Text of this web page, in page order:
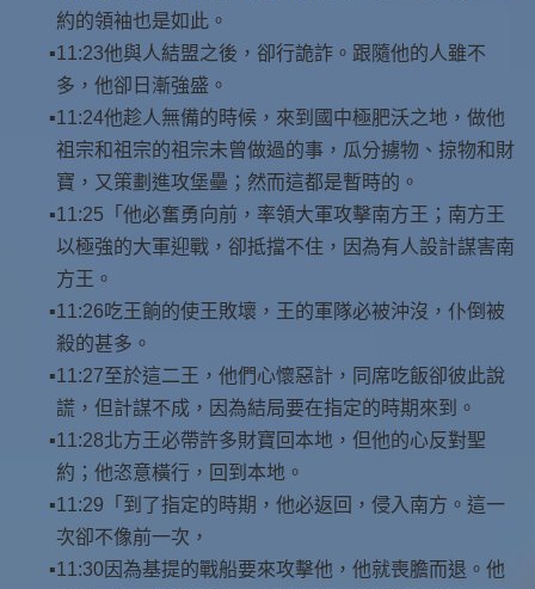
約的領袖也是如此。
11:23他與人結盟之後，卻行詭詐。跟隨他的人雖不
多，他卻日漸強盛。
11:24他趁人無備的時候，來到國中極肥沃之地，做他
祖宗和祖宗的祖宗未曾做過的事，瓜分擄物、掠物和財
寶，又策劃進攻堡壘；然而這都是暫時的。
11:25「他必奮勇向前，率領大軍攻擊南方王；南方王
以極強的大軍迎戰，卻抵擋不住，因為有人設計謀害南
方王。
11:26吃王餉的使王敗壞，王的軍隊必被沖沒，仆倒被
殺的甚多。
11:27至於這二王，他們心懷惡計，同席吃飯卻彼此說
謊，但計謀不成，因為結局要在指定的時期來到。
11:28北方王必帶許多財寶回本地，但他的心反對聖
約；他恣意橫行，回到本地。
11:29「到了指定的時期，他必返回，侵入南方。這一
次卻不像前一次，
11:30因為基提的戰船要來攻擊他，他就喪膽而退。他